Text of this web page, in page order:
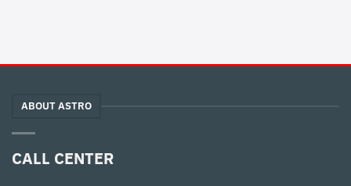
ABOUT ASTRO
CALL CENTER